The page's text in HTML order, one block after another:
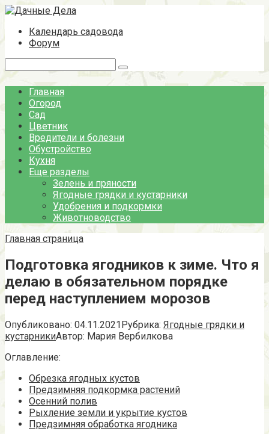
Перейти
контентуКалендарь садовода
Форум
Главная
Огород
Сад
Цветник
Вредители и болезни
Обустройство
Кухня
Еще разделы
Зелень и пряности
Ягодные грядки и кустарники
Удобрения и подкормки
Животноводство
Главная страница
Подготовка ягодников к зиме. Что я
делаю в обязательном порядке
перед наступлением морозов
Опубликовано: 04.11.2021Рубрика: Ягодные грядки и
кустарникиАвтор: Мария Вербилкова
Оглавление:
Обрезка ягодных кустов
Предзимняя подкормка растений
Осенний полив
Рыхление земли и укрытие кустов
Предзимняя обработка ягодника